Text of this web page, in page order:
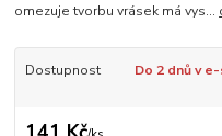
omezuje tvorbu vrásek má vys...
Dostupnost Do 2 dnů v